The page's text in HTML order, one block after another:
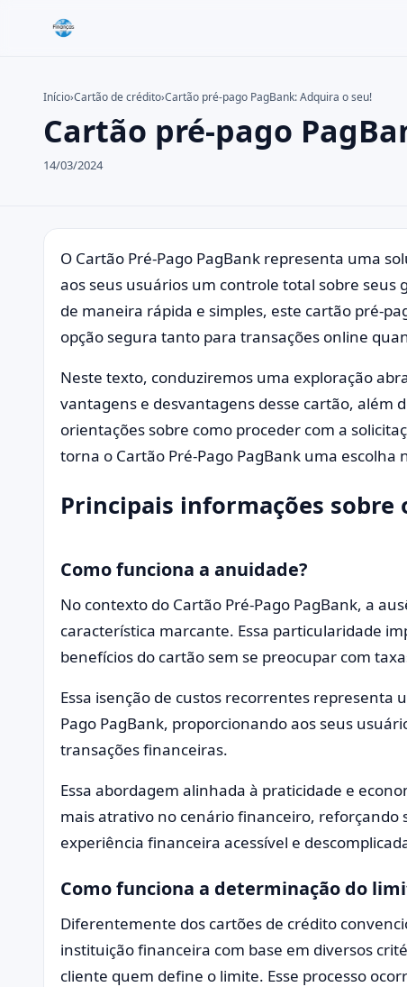
Buscar no site
Início›Cartão de crédito›Cartão pré-pago PagBank: Adquira o seu!
Cartão pré-pago
14/03/2024
O Cartão Pré-Pago PagBank representa uma
aos seus usuários um controle total sobre seus
de maneira rápida e simples, este cartão pré-
opção segura tanto para transações online
Neste texto, conduziremos uma exploração
vantagens e desvantagens desse cartão, além
orientações sobre como proceder com a
torna o Cartão Pré-Pago PagBank uma
Principais informações sobre
Como funciona a anuidade?
No contexto do Cartão Pré-Pago PagBank, a
característica marcante. Essa particularidade
benefícios do cartão sem se preocupar com
Essa isenção de custos recorrentes representa
Pago PagBank, proporcionando aos seus
transações financeiras.
Essa abordagem alinhada à praticidade e
mais atrativo no cenário financeiro, reforçando
experiência financeira acessível e
Como funciona a determinação do
Diferentemente dos cartões de crédito
instituição financeira com base em diversos
cliente quem define o limite. Esse processo